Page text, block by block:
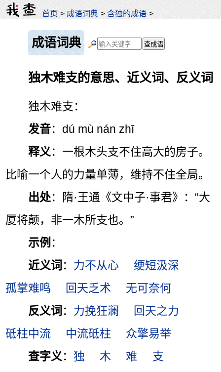
首页 > 成语词典 >含独的成语 >
成语词典
独木难支的意思、近义词、反义词
独木难支：
发音：dú mù nán zhī
释义 ：一根木头支不住高大的房子。
比喻一个人的力量单薄，维持不住全局。
出处：隋·王通《文中子·事君》：“大
厦将颠，非一木所支也。”
示例 ：
近义词 ： 力不从心
绠短汲深
孤掌难鸣
回天乏术
无可奈何
反义词 ： 力挽狂澜
回天之力
砥柱中流
中流砥柱
众擎易举
查字义 ： 独 木 难
支